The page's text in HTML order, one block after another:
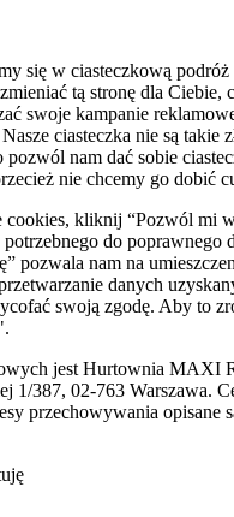
się w ciasteczkową podróż
tą stronę dla Ciebie,
swoje kampanie
ciasteczka nie są takie
nam dać sobie
nie chcemy go dobić
cookies, kliknij “Pozwól mi
do poprawnego
pozwala nam na
danych
swoją zgodę. Aby to
jest Hurtownia MAXI
1/387, 02-763 Warszawa.
przechowywania opisane